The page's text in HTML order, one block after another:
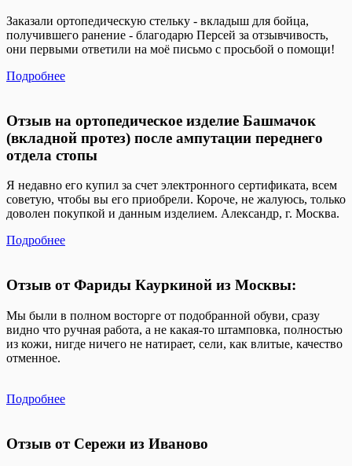
Заказали ортопедическую стельку - вкладыш для бойца,
получившего ранение - благодарю Персей за отзывчивость,
они первыми ответили на моё письмо с просьбой о помощи!
Подробнее
Отзыв на ортопедическое изделие Башмачок
(вкладной протез) после ампутации переднего
отдела стопы
Я недавно его купил за счет электронного сертификата, всем
советую, чтобы вы его приобрели. Короче, не жалуюсь, только
доволен покупкой и данным изделием. Александр, г. Москва.
Подробнее
Отзыв от Фариды Кауркиной из Москвы:
Мы были в полном восторге от подобранной обуви, сразу
видно что ручная работа, а не какая-то штамповка, полностью
из кожи, нигде ничего не натирает, сели, как влитые, качество
отменное.
Подробнее
Отзыв от Сережи из Иваново